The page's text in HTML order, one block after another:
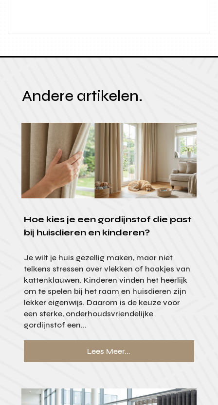
Andere artikelen.
Hoe kies je een gordijnstof die past
bij huisdieren en kinderen?
Je wilt je huis gezellig maken, maar niet
telkens stressen over vlekken of haakjes van
kattenklauwen. Kinderen vinden het heerlijk
om te spelen bij het raam en huisdieren zijn
lekker eigenwijs. Daarom is de keuze voor
een sterke, onderhoudsvriendelijke
gordijnstof een...
Lees Meer...